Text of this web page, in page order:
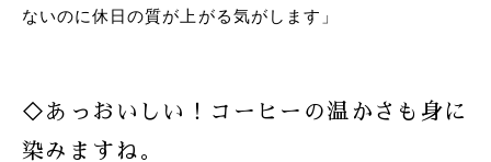
ないのに休日の質が上がる気がします」
◇あっおいしい！コーヒーの温かさも身に
染みますね。